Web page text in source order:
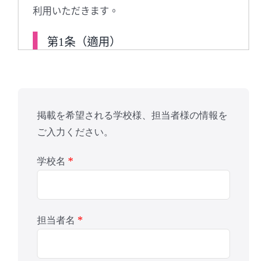
利用いただきます。
第1条（適用）
当社は本サービスに関し，本規約のほ
か，ご利用にあたってのルール等，各種
す。）をすることがあります。これら個
本規約の規定が前項の個別規定の規定と
掲載を希望される学校様、担当者様の情報を
ご入力ください。
学校名 *
担当者名 *